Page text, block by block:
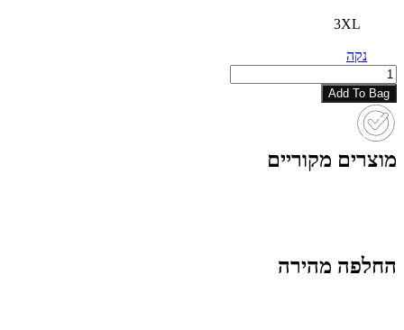
3XL
נקה
כמות
של
T
BALR
808866
BLACK
Add To Bag
מוצרים מקוריים
החלפה מהירה